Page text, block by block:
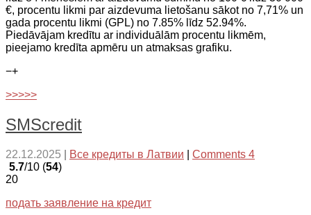
€, procentu likmi par aizdevuma lietošanu sākot no 7,71% un
gada procentu likmi (GPL) no 7.85% līdz 52.94%.
Piedāvājam kredītu ar individuālām procentu likmēm,
pieejamo kredīta apmēru un atmaksas grafiku.
−+
>>>>>
SMScredit
22.12.2025 Все кредиты в Латвии
Comments 4
5.7/10 (54)
20
подать заявление на кредит